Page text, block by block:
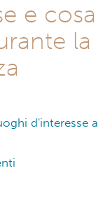
e cosa
la
d'interesse a